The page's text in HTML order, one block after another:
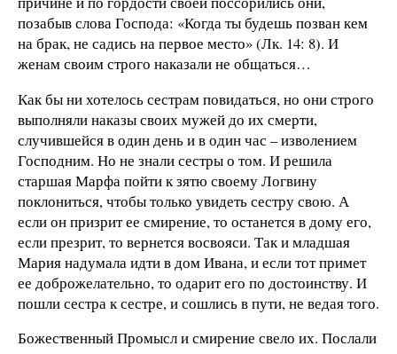
позабыв слова Господа: «Когда ты будешь позван кем
на брак, не садись на первое место» (Лк. 14: 8). И
женам своим строго наказали не общаться…
Как бы ни хотелось сестрам повидаться, но они строго
выполняли наказы своих мужей до их смерти,
случившейся в один день и в один час – изволением
Господним. Но не знали сестры о том. И решила
старшая Марфа пойти к зятю своему Логвину
поклониться, чтобы только увидеть сестру свою. А
если он призрит ее смирение, то останется в дому его,
если презрит, то вернется восвояси. Так и младшая
Мария надумала идти в дом Ивана, и если тот примет
ее доброжелательно, то одарит его по достоинству. И
пошли сестра к сестре, и сошлись в пути, не ведая того.
Божественный Промысл и смирение свело их. Послали